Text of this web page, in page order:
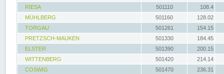
RIESA
501110
108.4
MÜHLBERG
501160
128.02
TORGAU
501261
154.15
PRETZSCH-MAUKEN
501330
184.45
ELSTER
501390
200.15
WITTENBERG
501420
214.14
COSWIG
501470
236.31